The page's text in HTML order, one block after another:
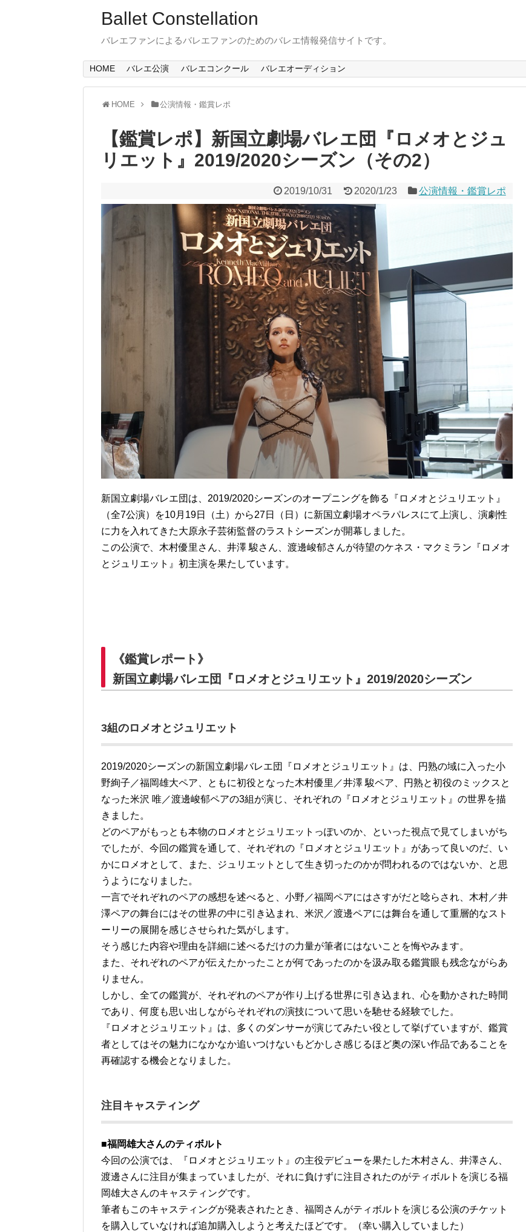
Ballet Constellation
バレエファンによるバレエファンのためのバレエ情報発信サイトです。
HOME バレエ公演 バレエコンクール バレエオーディション
HOME 公演情報・鑑賞レポ
【鑑賞レポ】新国立劇場バレエ団『ロメオとジュ
リエット』2019/2020シーズン（その2）
2019/10/31 2020/1/23 公演情報・鑑賞レポ
新国立劇場バレエ団は、2019/2020シーズンのオープニングを飾る『ロメオとジュリエット』
（全7公演）を10月19日（土）から27日（日）に新国立劇場オペラパレスにて上演し、演劇性
に力を入れてきた大原永子芸術監督のラストシーズンが開幕しました。
この公演で、木村優里さん、井澤 駿さん、渡邊峻郁さんが待望のケネス・マクミラン『ロメオ
とジュリエット』初主演を果たしています。
《鑑賞レポート》
新国立劇場バレエ団『ロメオとジュリエット』2019/2020シーズン
3組のロメオとジュリエット
2019/2020シーズンの新国立劇場バレエ団『ロメオとジュリエット』は、円熟の域に入った小
野絢子／福岡雄大ペア、ともに初役となった木村優里／井澤 駿ペア、円熟と初役のミックスと
なった米沢 唯／渡邊峻郁ペアの3組が演じ、それぞれの『ロメオとジュリエット』の世界を描
きました。
どのペアがもっとも本物のロメオとジュリエットっぽいのか、といった視点で見てしまいがち
でしたが、今回の鑑賞を通して、それぞれの『ロメオとジュリエット』があって良いのだ、い
かにロメオとして、また、ジュリエットとして生き切ったのかが問われるのではないか、と思
うようになりました。
一言でそれぞれのペアの感想を述べると、小野／福岡ペアにはさすがだと唸らされ、木村／井
澤ペアの舞台にはその世界の中に引き込まれ、米沢／渡邊ペアには舞台を通して重層的なスト
ーリーの展開を感じさせられた気がします。
そう感じた内容や理由を詳細に述べるだけの力量が筆者にはないことを悔やみます。
また、それぞれのペアが伝えたかったことが何であったのかを汲み取る鑑賞眼も残念ながらあ
りません。
しかし、全ての鑑賞が、それぞれのペアが作り上げる世界に引き込まれ、心を動かされた時間
であり、何度も思い出しながらそれぞれの演技について思いを馳せる経験でした。
『ロメオとジュリエット』は、多くのダンサーが演じてみたい役として挙げていますが、鑑賞
者としてはその魅力になかなか追いつけないもどかしさ感じるほど奥の深い作品であることを
再確認する機会となりました。
注目キャスティング
■福岡雄大さんのティボルト
今回の公演では、『ロメオとジュリエット』の主役デビューを果たした木村さん、井澤さん、
渡邊さんに注目が集まっていましたが、それに負けずに注目されたのがティボルトを演じる福
岡雄大さんのキャスティングです。
筆者もこのキャスティングが発表されたとき、福岡さんがティボルトを演じる公演のチケット
を購入していなければ追加購入しようと考えたほどです。（幸い購入していました）